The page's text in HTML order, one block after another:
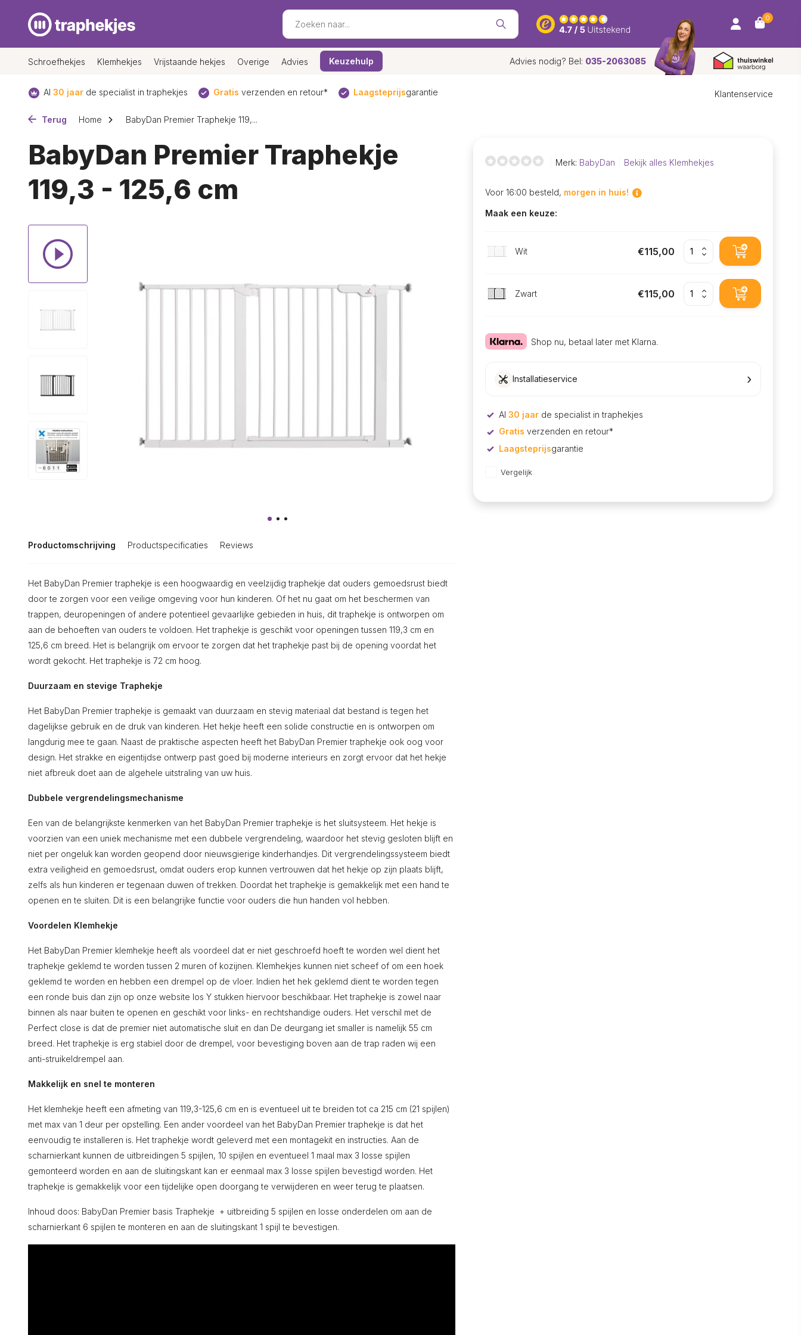
0
Schroefhekjes Klemhekjes Vrijstaande hekjes Overige Advies Keuzehulp Advies nodig? Bel: 035-2063085
Al 30 jaar de specialist in traphekjes Gratis verzenden en retour* Laagsteprijsgarantie Klantenservice
Terug Home BabyDan Premier Traphekje 119,...
BabyDan Premier Traphekje
119,3 - 125,6 cm
Productomschrijving Productspecificaties Reviews
Het BabyDan Premier traphekje is een hoogwaardig en veelzijdig traphekje dat ouders gemoedsrust biedt
door te zorgen voor een veilige omgeving voor hun kinderen. Of het nu gaat om het beschermen van
trappen, deuropeningen of andere potentieel gevaarlijke gebieden in huis, dit traphekje is ontworpen om
aan de behoeften van ouders te voldoen. Het traphekje is geschikt voor openingen tussen 119,3 cm en
125,6 cm breed. Het is belangrijk om ervoor te zorgen dat het traphekje past bij de opening voordat het
wordt gekocht. Het traphekje is 72 cm hoog.
Duurzaam en stevige Traphekje
Het BabyDan Premier traphekje is gemaakt van duurzaam en stevig materiaal dat bestand is tegen het
dagelijkse gebruik en de druk van kinderen. Het hekje heeft een solide constructie en is ontworpen om
langdurig mee te gaan. Naast de praktische aspecten heeft het BabyDan Premier traphekje ook oog voor
design. Het strakke en eigentijdse ontwerp past goed bij moderne interieurs en zorgt ervoor dat het hekje
niet afbreuk doet aan de algehele uitstraling van uw huis.
Dubbele vergrendelingsmechanisme
Een van de belangrijkste kenmerken van het BabyDan Premier traphekje is het sluitsysteem. Het hekje is
voorzien van een uniek mechanisme met een dubbele vergrendeling, waardoor het stevig gesloten blijft en
niet per ongeluk kan worden geopend door nieuwsgierige kinderhandjes. Dit vergrendelingssysteem biedt
extra veiligheid en gemoedsrust, omdat ouders erop kunnen vertrouwen dat het hekje op zijn plaats blijft,
zelfs als hun kinderen er tegenaan duwen of trekken. Doordat het traphekje is gemakkelijk met een hand te
openen en te sluiten. Dit is een belangrijke functie voor ouders die hun handen vol hebben.
Voordelen Klemhekje
Het BabyDan Premier klemhekje heeft als voordeel dat er niet geschroefd hoeft te worden wel dient het
traphekje geklemd te worden tussen 2 muren of kozijnen. Klemhekjes kunnen niet scheef of om een hoek
geklemd te worden en hebben een drempel op de vloer. Indien het hek geklemd dient te worden tegen
een ronde buis dan zijn op onze website los Y stukken hiervoor beschikbaar. Het traphekje is zowel naar
binnen als naar buiten te openen en geschikt voor links- en rechtshandige ouders. Het verschil met de
Perfect close is dat de premier niet automatische sluit en dan De deurgang iet smaller is namelijk 55 cm
breed. Het traphekje is erg stabiel door de drempel, voor bevestiging boven aan de trap raden wij een
anti-struikeldrempel aan.
Makkelijk en snel te monteren
Het klemhekje heeft een afmeting van 119,3-125,6 cm en is eventueel uit te breiden tot ca 215 cm (21 spijlen)
met max van 1 deur per opstelling. Een ander voordeel van het BabyDan Premier traphekje is dat het
eenvoudig te installeren is. Het traphekje wordt geleverd met een montagekit en instructies. Aan de
scharnierkant kunnen de uitbreidingen 5 spijlen, 10 spijlen en eventueel 1 maal max 3 losse spijlen
gemonteerd worden en aan de sluitingskant kan er eenmaal max 3 losse spijlen bevestigd worden. Het
traphekje is gemakkelijk voor een tijdelijke open doorgang te verwijderen en weer terug te plaatsen.
Inhoud doos: BabyDan Premier basis Traphekje + uitbreiding 5 spijlen en losse onderdelen om aan de
scharnierkant 6 spijlen te monteren en aan de sluitingskant 1 spijl te bevestigen.
Merk: BabyDan Bekijk alles Klemhekjes
Voor 16:00 besteld, morgen in huis!
Maak een keuze:
Wit €115,00
Zwart €115,00
Shop nu, betaal later met Klarna.
Installatieservice ›
Al 30 jaarde specialist in traphekjes
Gratis verzenden en retour*
Laagsteprijsgarantie
Vergelijk